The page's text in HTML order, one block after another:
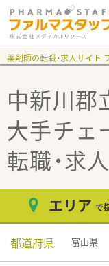
薬剤師の転職・求人サイト
中新川郡
大手チェ
転職・求
エリア で
都道府県 富山県